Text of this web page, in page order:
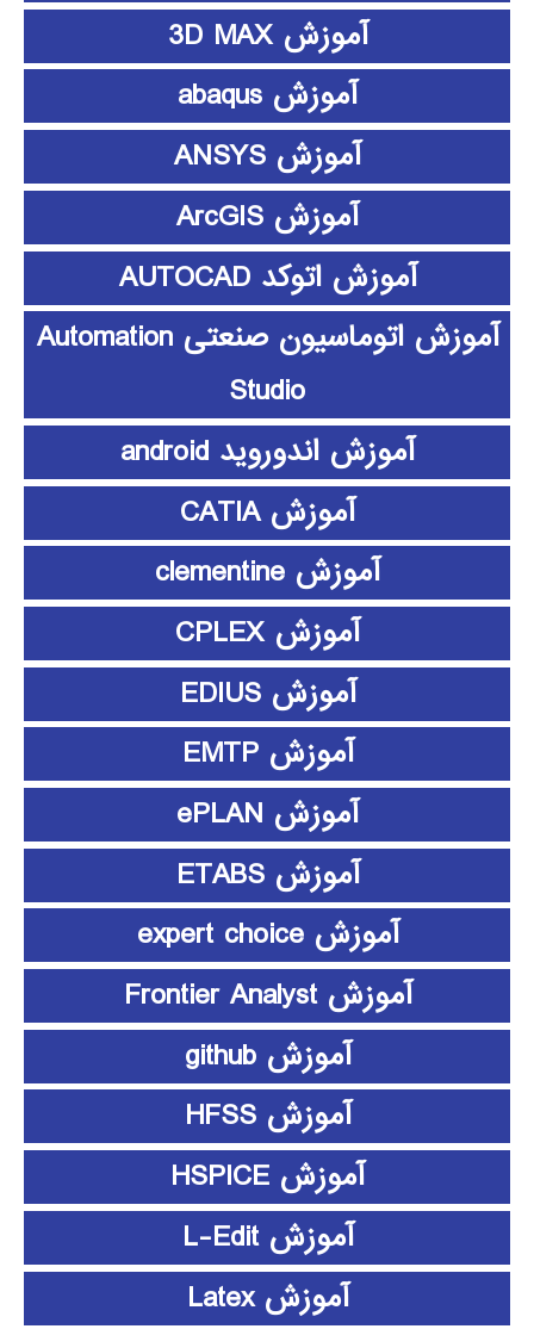
آموزش 3D MAX
آموزش abaqus
آموزش ANSYS
آموزش ArcGIS
آموزش اتوکد AUTOCAD
آموزش اتوماسیون صنعتی Automation
Studio
آموزش اندوروید android
آموزش CATIA
آموزش clementine
آموزش CPLEX
آموزش EDIUS
آموزش EMTP
آموزش ePLAN
آموزش ETABS
آموزش expert choice
آموزش Frontier Analyst
آموزش github
آموزش HFSS
آموزش HSPICE
آموزش L-Edit
آموزش Latex